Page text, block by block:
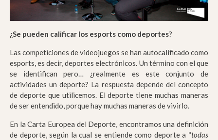
¿Se pueden calificar los esports como deportes?
Las competiciones de videojuegos se han autocalificado como
esports, es decir, deportes electrónicos. Un término con el que
se identifican pero… ¿realmente es este conjunto de
actividades un deporte? La respuesta depende del concepto
de deporte que utilicemos. El deporte tiene muchas maneras
de ser entendido, porque hay muchas maneras de vivirlo.
En la Carta Europea del Deporte, encontramos una definición
de deporte, según la cual se entiende como deporte a “todas